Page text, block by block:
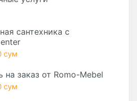
сантехника с
сум
на заказ от Romo-Mebel
сум